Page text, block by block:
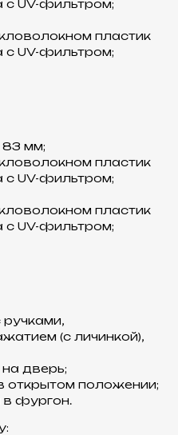
с UV-фильтром;
пластик
с UV-фильтром;
мм;
пластик
с UV-фильтром;
пластик
с UV-фильтром;
(с личинкой),
дверь;
открытом положении;
в фургон.